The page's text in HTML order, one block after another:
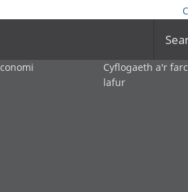
Cyflogaeth a'r
lafur